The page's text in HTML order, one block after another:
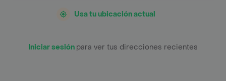
Usa tu ubicación actual
Iniciar sesión para ver tus direcciones recientes